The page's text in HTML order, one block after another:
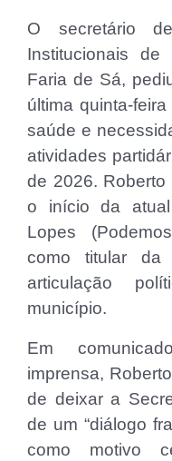
O secretário
Institucionais de
Faria de Sá,
última quinta-
saúde e
atividades
de 2026.
o início da
Lopes
como titular da
articulação
município.
Em
imprensa,
de deixar a
de um “diálogo
como motivo